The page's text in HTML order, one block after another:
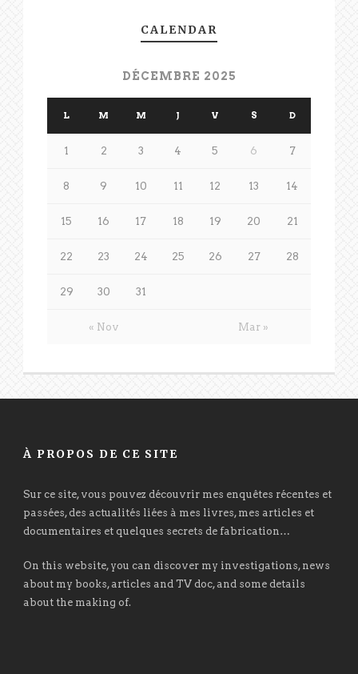
CALENDAR
DÉCEMBRE 2025
L M M J V S D
« Nov Mar »
1 2 3 4 5 6 7
8 9 10 11 12 13 14
15 16 17 18 19 20 21
22 23 24 25 26 27 28
29 30 31
À PROPOS DE CE SITE
Sur ce site, vous pouvez découvrir mes enquêtes récentes et
passées, des actualités liées à mes livres, mes articles et
documentaires et quelques secrets de fabrication…
On this website, you can discover my investigations, news
about my books, articles and TV doc, and some details
about the making of.